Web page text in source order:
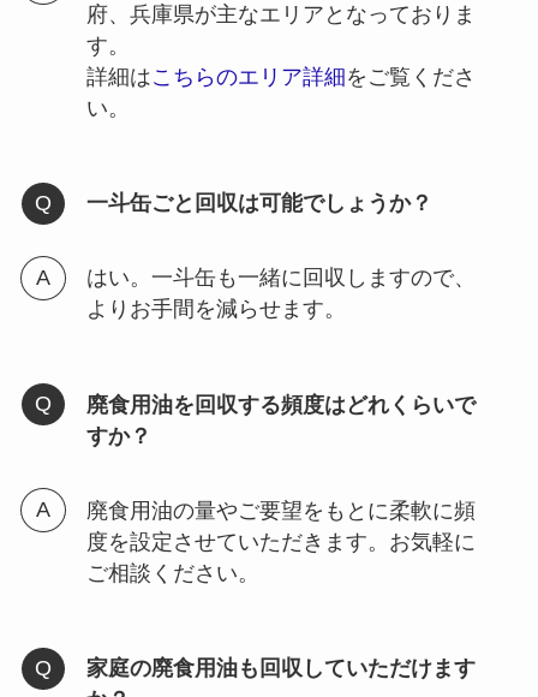
府、兵庫県が主なエリアとなっておりま
す。
詳細はこちらのエリア詳細をご覧くださ
い。
一斗缶ごと回収は可能でしょうか？
はい。一斗缶も一緒に回収しますので、
よりお手間を減らせます。
廃食用油を回収する頻度はどれくらいで
すか？
廃食用油の量やご要望をもとに柔軟に頻
度を設定させていただきます。お気軽に
ご相談ください。
家庭の廃食用油も回収していただけます